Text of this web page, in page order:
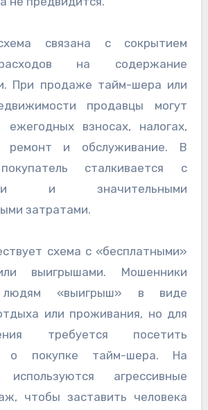
связана с сокрытием
на содержание
При продаже тайм-шера или
продавцы могут
ежегодных взносах, налогах,
ремонт и обслуживание. В
сталкивается с
и значительными
затратами.
схема с «бесплатными»
выигрышами. Мошенники
людям «выигрыш» в виде
или проживания, но для
требуется посетить
о покупке тайм-шера. На
используются агрессивные
чтобы заставить человека